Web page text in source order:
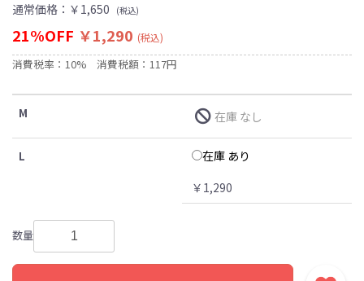
通常価格： ￥1,650 (税込)
21%OFF ￥1,290 (税込)
消費税率：10% 消費税額：117円
M 在庫 なし
L
在庫 あり
￥1,290
数量